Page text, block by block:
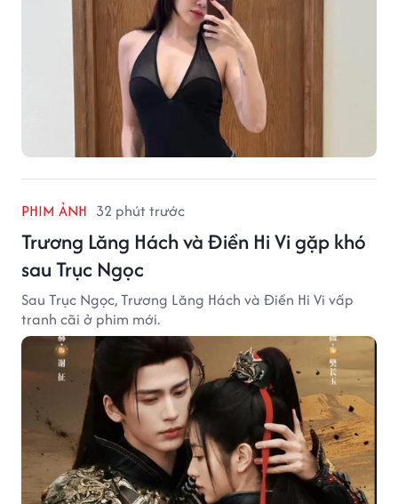
PHIM ẢNH 32 phút trước
Trương Lăng Hách và Điền Hi Vi gặp khó
sau Trục Ngọc
Sau Trục Ngọc, Trương Lăng Hách và Điền Hi Vi vấp
tranh cãi ở phim mới.